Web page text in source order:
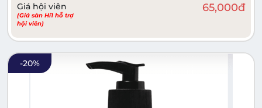
Giá hội viên
(Giá sàn Hi1 hỗ trợ
hội viên)
65,000đ
-20%